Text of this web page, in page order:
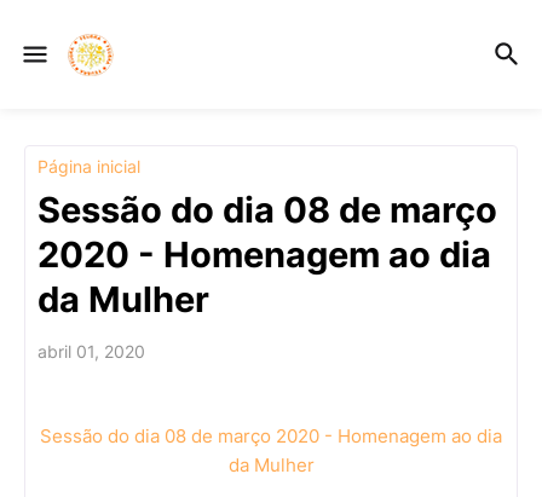
Página inicial
Sessão do dia 08 de março
2020 - Homenagem ao dia
da Mulher
abril 01, 2020
Sessão do dia 08 de março 2020 - Homenagem ao dia
da Mulher